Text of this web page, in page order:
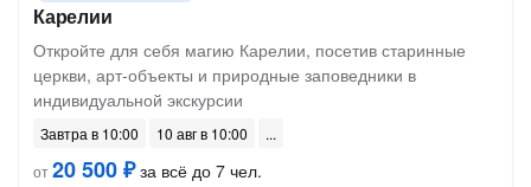
Карелии
Откройте для себя магию Карелии, посетив старинные
церкви, арт-объекты и природные заповедники в
индивидуальной экскурсии
Завтра в 10:00
10 авг в 10:00
от20 500 ₽за всё до 7 чел.